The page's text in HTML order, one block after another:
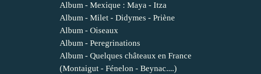
Album - Mexique : Maya - Itza
Album - Milet - Didymes - Priène
Album - Oiseaux
Album - Peregrinations
Album - Quelques châteaux en France
(Montaigut - Fénelon - Beynac....)